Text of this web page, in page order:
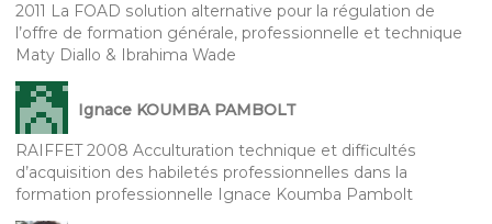
2011 La FOAD solution alternative pour la régulation de
l’offre de formation générale, professionnelle et technique
Maty Diallo & Ibrahima Wade
Ignace KOUMBA PAMBOLT
RAIFFET 2008 Acculturation technique et difficultés
d’acquisition des habiletés professionnelles dans la
formation professionnelle Ignace Koumba Pambolt